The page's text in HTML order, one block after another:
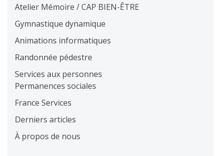
Atelier Mémoire / CAP BIEN-ÊTRE
Gymnastique dynamique
Animations informatiques
Randonnée pédestre
Services aux personnes
Permanences sociales
France Services
Derniers articles
À propos de nous